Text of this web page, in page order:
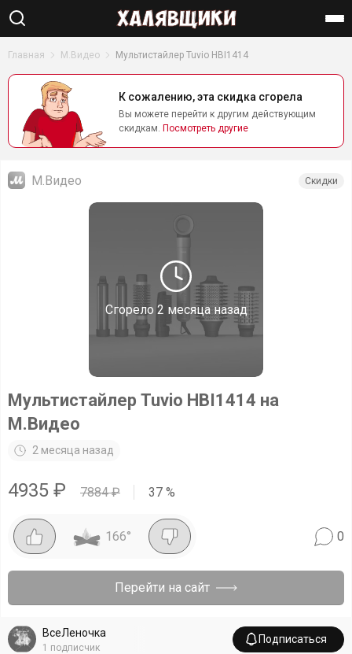
Главная М.Видео Мультистайлер Tuvio HBI1414
К сожалению, эта скидка сгорела
Вы можете перейти к другим действующим
скидкам. Посмотреть другие
Сгорело 2 месяца назад
М.Видео Скидки
Мультистайлер Tuvio HBI1414 на
М.Видео
2 месяца назад
4935 ₽ 7884₽ 37 %
166° 0
Перейти на сайт
ВсеЛеночка
1 подписчик
Подписаться